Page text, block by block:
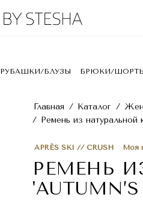
РУБАШКИ/БЛУЗЫ БРЮКИ/
Главная / Каталог /
/ Ремень из
APRÈS SKI // CRUSH Моя
РЕМЕНЬ